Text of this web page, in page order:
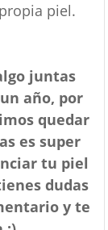
piel.
juntas
año, por
quedar
es super
tu piel
dudas
y te